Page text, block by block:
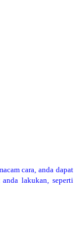
cara, anda dapat
lakukan, seperti